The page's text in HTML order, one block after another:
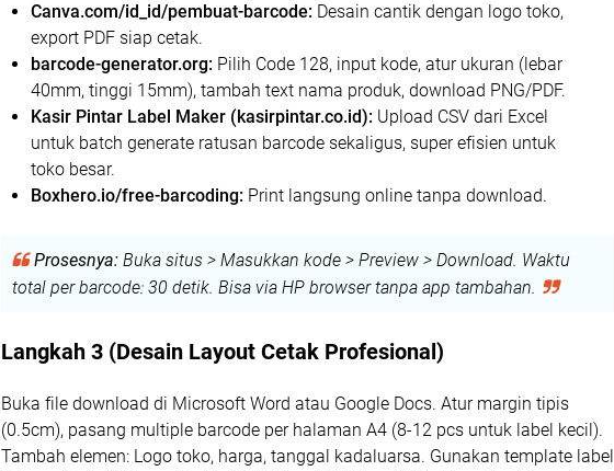
Canva.com/id_id/pembuat-barcode: Desain cantik dengan logo toko,
export PDF siap cetak.
barcode-generator.org: Pilih Code 128, input kode, atur ukuran (lebar
40mm, tinggi 15mm), tambah text nama produk, download PNG/PDF.
Kasir Pintar Label Maker (kasirpintar.co.id): Upload CSV dari Excel
untuk batch generate ratusan barcode sekaligus, super efisien untuk
toko besar.
Boxhero.io/free-barcoding: Print langsung online tanpa download.
Prosesnya: Buka situs > Masukkan kode > Preview > Download. Waktu
total per barcode: 30 detik. Bisa via HP browser tanpa app tambahan.
Langkah 3 (Desain Layout Cetak Profesional)
Buka file download di Microsoft Word atau Google Docs. Atur margin tipis
(0.5cm), pasang multiple barcode per halaman A4 (8-12 pcs untuk label kecil).
Tambah elemen: Logo toko, harga, tanggal kadaluarsa. Gunakan template label